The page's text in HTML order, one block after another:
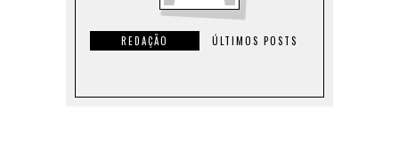
REDAÇÃO ÚLTIMOS POSTS